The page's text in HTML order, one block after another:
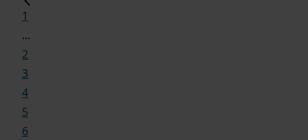
1
...
2
3
4
5
6